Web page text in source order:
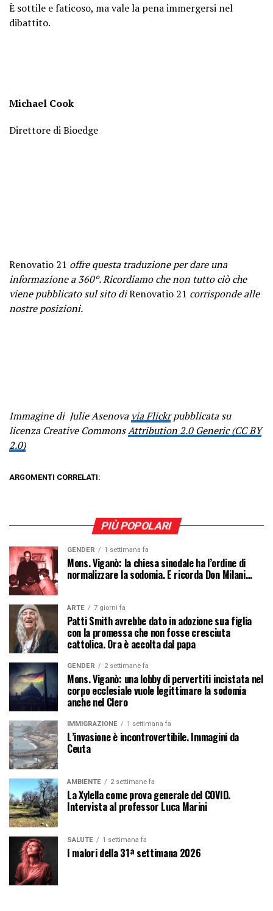
È sottile e faticoso, ma vale la pena immergersi nel
dibattito.
Michael Cook
Direttore di Bioedge
Renovatio 21 offre questa traduzione per dare una
informazione a 360º. Ricordiamo che non tutto ciò che
viene pubblicato sul sito diRenovatio 21 corrisponde alle
nostre posizioni.
Immagine di Julie Asenovavia Flickrpubblicata su
licenza Creative CommonsAttribution 2.0 Generic (CC BY
2.0)
ARGOMENTI CORRELATI:
PIÙ POPOLARI
GENDER 1 settimana fa
Mons. Viganò: la chiesa sinodale ha l’ordine di
normalizzare la sodomia. E ricorda Don Milani…
ARTE 7 giorni fa
Patti Smith avrebbe dato in adozione sua figlia
con la promessa che non fosse cresciuta
cattolica. Ora è accolta dal papa
GENDER 2 settimane fa
Mons. Viganò: una lobby di pervertiti incistata nel
corpo ecclesiale vuole legittimare la sodomia
anche nel Clero
IMMIGRAZIONE 1 settimana fa
L’invasione è incontrovertibile. Immagini da
Ceuta
AMBIENTE 2 settimane fa
La Xylella come prova generale del COVID.
Intervista al professor Luca Marini
SALUTE 1 settimana fa
I malori della 31ª settimana 2026